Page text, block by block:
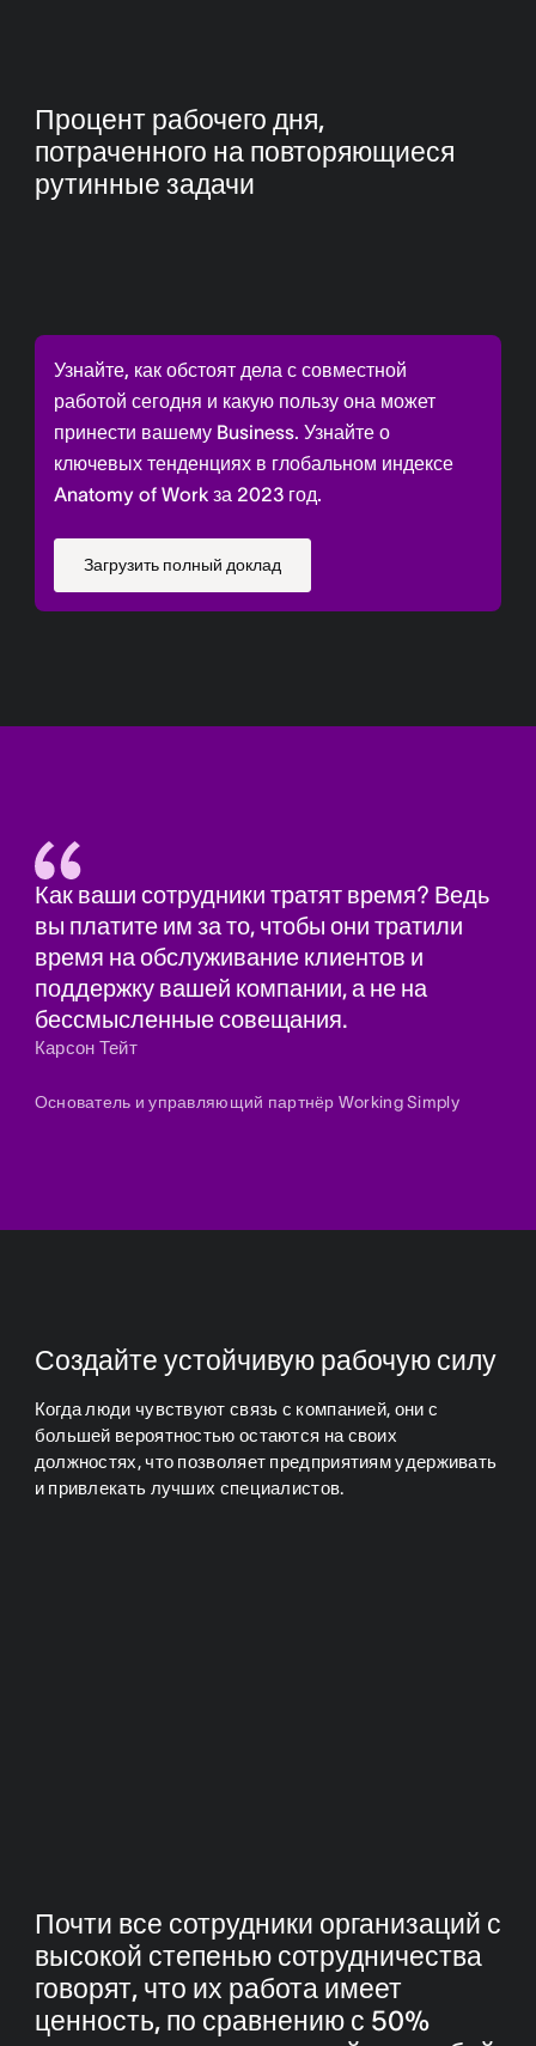
Процент рабочего дня,
потраченного на повторяющиеся
рутинные задачи
Узнайте, как обстоят дела с совместной
работой сегодня и какую пользу она может
принести вашему Business. Узнайте о
ключевых тенденциях в глобальном индексе
Anatomy of Work за 2023 год.
Загрузить полный доклад
Как ваши сотрудники тратят время? Ведь
вы платите им за то, чтобы они тратили
время на обслуживание клиентов и
поддержку вашей компании, а не на
бессмысленные совещания.
Карсон Тейт
Основатель и управляющий партнёр Working Simply
Создайте устойчивую рабочую силу
Когда люди чувствуют связь с компанией, они с
большей вероятностью остаются на своих
должностях, что позволяет предприятиям удерживать
и привлекать лучших специалистов.
Почти все сотрудники организаций с
высокой степенью сотрудничества
говорят, что их работа имеет
ценность, по сравнению с 50%